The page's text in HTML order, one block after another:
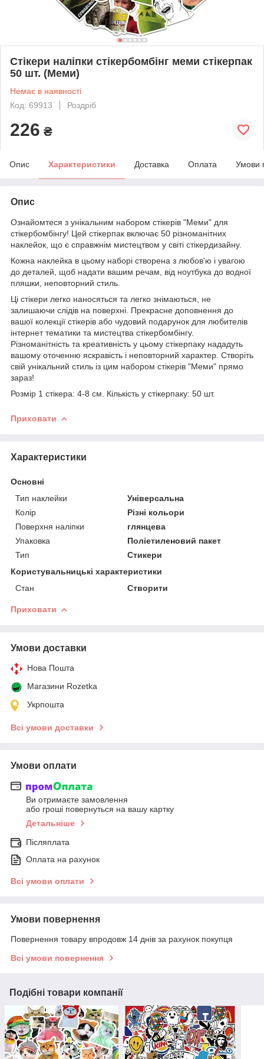
Стікери наліпки стікербомбінг меми стікерпак
50 шт. (Меми)
Немає в наявності
Код: 69913
Роздріб
226 ₴
Опис Характеристики Доставка Оплата Умови
Опис
Ознайомтеся з унікальним набором стікерів "Меми" для
стікербомбінгу! Цей стікерпак включає 50 різноманітних
наклейок, що є справжнім мистецтвом у світі стікердизайну.
Кожна наклейка в цьому наборі створена з любов'ю і увагою
до деталей, щоб надати вашим речам, від ноутбука до водної
пляшки, неповторний стиль.
Ці стікери легко наносяться та легко знімаються, не
залишаючи слідів на поверхні. Прекрасне доповнення до
вашої колекції стікерів або чудовий подарунок для любителів
інтернет тематики та мистецтва стікербомбінгу.
Різноманітність та креативність у цьому стікерпаку нададуть
вашому оточенню яскравість і неповторний характер. Створіть
свій унікальний стиль із цим набором стікерів "Меми" прямо
зараз!
Розмір 1 стікера: 4-8 см. Кількість у стікерпаку: 50 шт.
Приховати
Характеристики
Основні
Тип наклейки
Універсальна
Колір
Різні кольори
Поверхня наліпки
глянцева
Упаковка
Поліетиленовий пакет
Тип
Стикери
Користувальницькі характеристики
Стан
Створити
Приховати
Умови доставки
Нова Пошта
Магазини Rozetka
Укрпошта
Всі умови доставки
Умови оплати
Ви отримаєте замовлення
або гроші повернуться на вашу картку
Детальніше
Післяплата
Оплата на рахунок
Всі умови оплати
Умови повернення
Повернення товару впродовж 14 днів за рахунок покупця
Всі умови повернення
Подібні товари компанії